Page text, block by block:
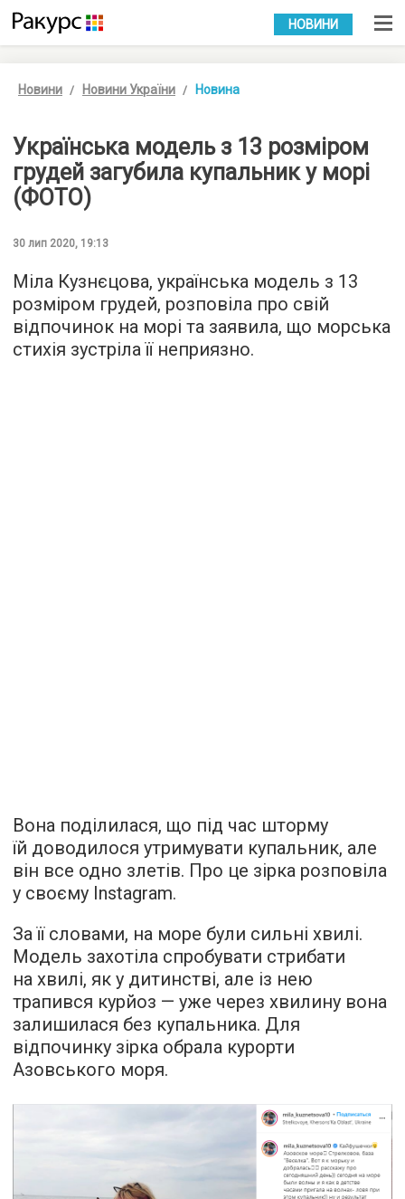
УКР РУС
НОВИНИ
Новини Новини України Новина
Українська модель з 13 розміром
грудей загубила купальник у морі
(ФОТО)
30 лип 2020, 19:13
Міла Кузнєцова, українська модель з 13
розміром грудей, розповіла про свій
відпочинок на морі та заявила, що морська
стихія зустріла її неприязно.
Вона поділилася, що під час шторму
їй доводилося утримувати купальник, але
він все одно злетів. Про це зірка розповіла
у своєму Instagram.
За її словами, на море були сильні хвилі.
Модель захотіла спробувати стрибати
на хвилі, як у дитинстві, але із нею
трапився курйоз — уже через хвилину вона
залишилася без купальника. Для
відпочинку зірка обрала курорти
Азовського моря.